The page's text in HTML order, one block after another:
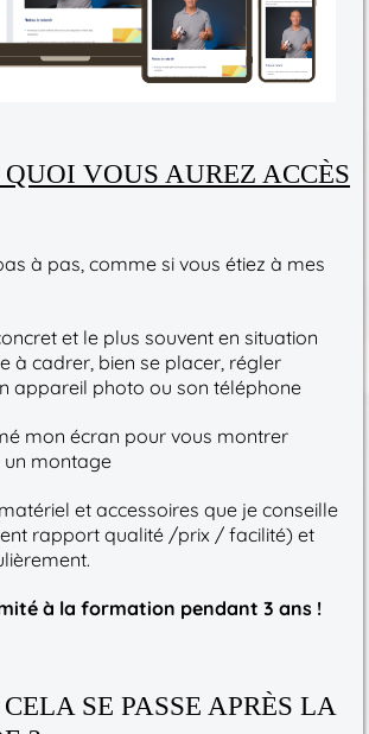
VOUS AUREZ ACCÈS
à pas, comme si vous étiez à mes
et le plus souvent en situation
à cadrer, bien se placer, régler
appareil photo ou son téléphone
mon écran pour vous montrer
montage
et accessoires que je conseille
rapport qualité /prix / facilité) et
à la formation pendant 3 ans !
SE PASSE APRÈS LA